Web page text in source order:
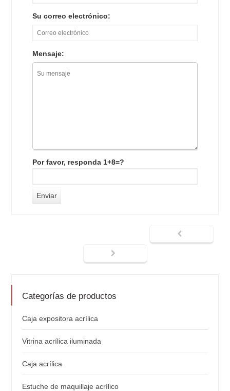
Su correo electrónico:
Mensaje:
Por favor, responda 1+8=?
Categorías de productos
Caja expositora acrílica
Vitrina acrílica iluminada
Caja acrílica
Estuche de maquillaje acrílico